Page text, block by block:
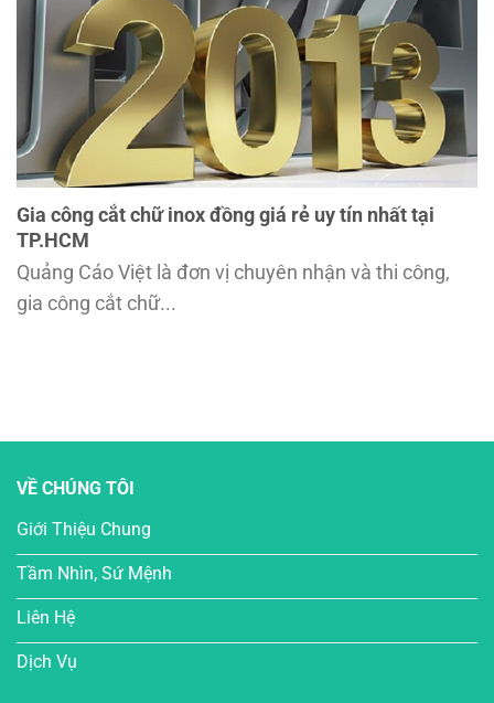
Gia công cắt chữ inox đồng giá rẻ uy tín nhất tại
TP.HCM
Quảng Cáo Việt là đơn vị chuyên nhận và thi công,
gia công cắt chữ...
VỀ CHÚNG TÔI
Giới Thiệu Chung
Tầm Nhìn, Sứ Mệnh
Liên Hệ
Dịch Vụ